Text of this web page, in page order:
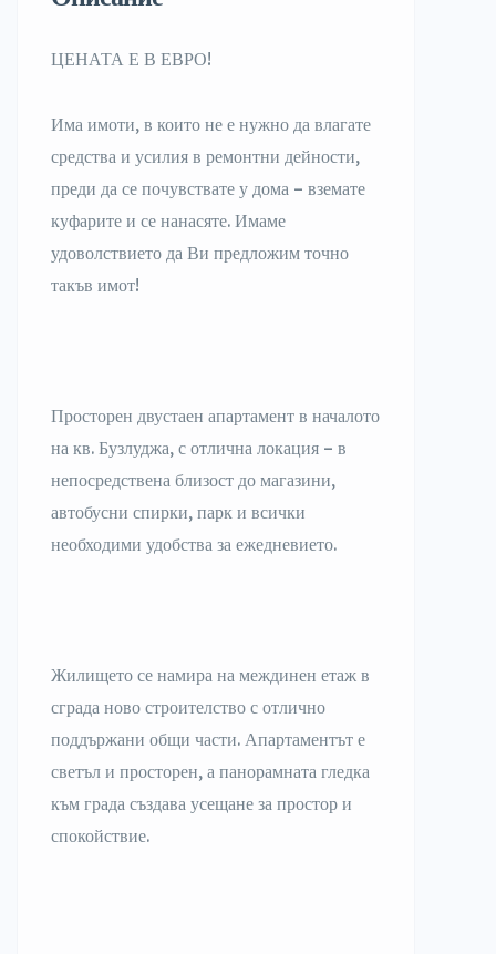
ЦЕНАТА Е В ЕВРО!
Има имоти, в които не е нужно да влагате
средства и усилия в ремонтни дейности,
преди да се почувствате у дома – вземате
куфарите и се нанасяте. Имаме
удоволствието да Ви предложим точно
такъв имот!
Просторен двустаен апартамент в началото
на кв. Бузлуджа, с отлична локация – в
непосредствена близост до магазини,
автобусни спирки, парк и всички
необходими удобства за ежедневието.
Жилището се намира на междинен етаж в
сграда ново строителство с отлично
поддържани общи части. Апартаментът е
светъл и просторен, а панорамната гледка
към града създава усещане за простор и
спокойствие.